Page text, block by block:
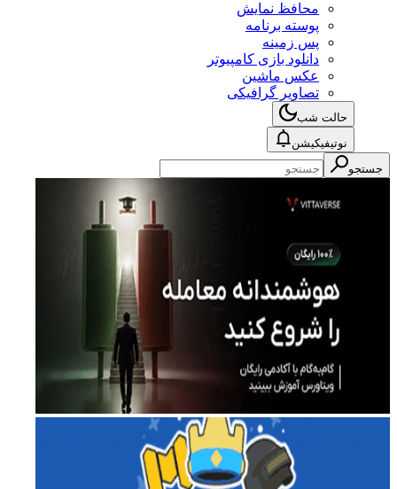
محافظ نمایش
پوسته برنامه
پس زمینه
دانلود بازی کامپیوتر
عکس ماشین
تصاویر گرافیکی
حالت شب
نوتیفیکیشن
جستجو